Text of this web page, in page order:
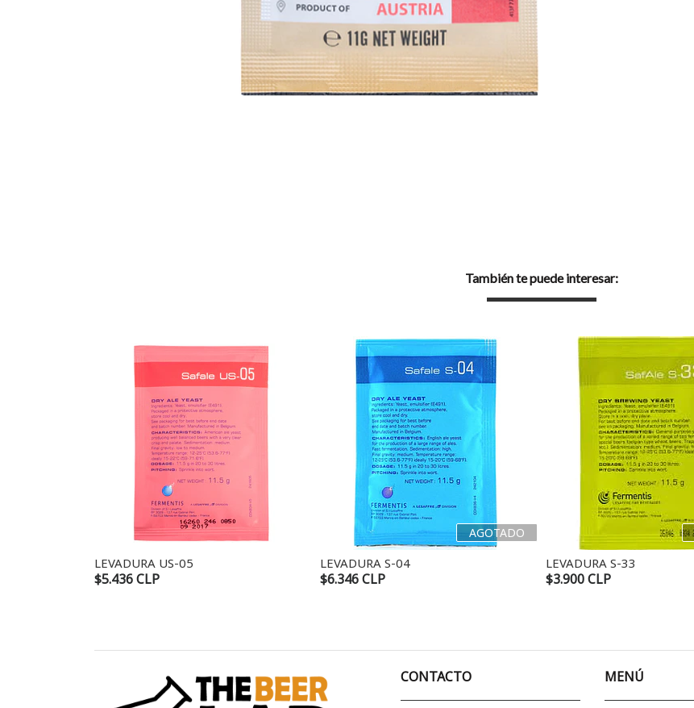
También te puede interesar:
LEVADURA US-05
$5.436 CLP
AGOTADO
LEVADURA S-04
$6.346 CLP
LEVADURA S-33
$3.900 CLP
CONTACTO MENÚ